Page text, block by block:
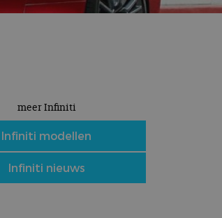
meer Infiniti
Infiniti modellen
Infiniti nieuws